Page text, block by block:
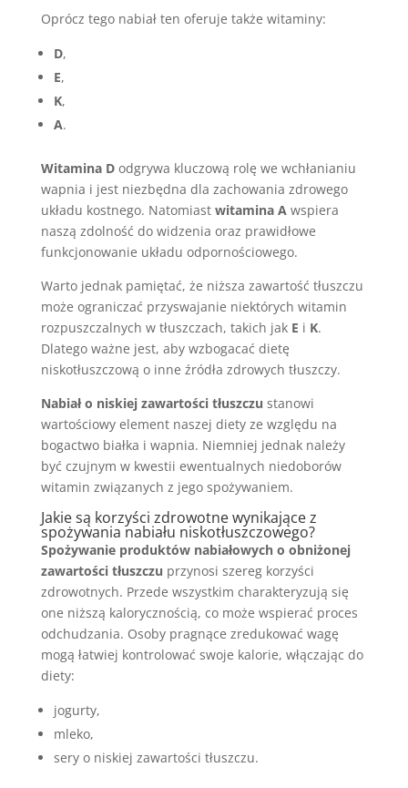
Oprócz tego nabiał ten oferuje także witaminy:
D,
E,
K,
A.
Witamina Dodgrywa kluczową rolę we wchłanianiu
wapnia i jest niezbędna dla zachowania zdrowego
układu kostnego. Natomiast witamina Awspiera
naszą zdolność do widzenia oraz prawidłowe
funkcjonowanie układu odpornościowego.
Warto jednak pamiętać, że niższa zawartość tłuszczu
może ograniczać przyswajanie niektórych witamin
rozpuszczalnych w tłuszczach, takich jak E i K.
Dlatego ważne jest, aby wzbogacać dietę
niskotłuszczową o inne źródła zdrowych tłuszczy.
Nabiał o niskiej zawartości tłuszczu stanowi
wartościowy element naszej diety ze względu na
bogactwo białka i wapnia. Niemniej jednak należy
być czujnym w kwestii ewentualnych niedoborów
witamin związanych z jego spożywaniem.
Jakie są korzyści zdrowotne wynikające z
spożywania nabiału niskotłuszczowego?
Spożywanie produktów nabiałowych o obniżonej
zawartości tłuszczu przynosi szereg korzyści
zdrowotnych. Przede wszystkim charakteryzują się
one niższą kalorycznością, co może wspierać proces
odchudzania. Osoby pragnące zredukować wagę
mogą łatwiej kontrolować swoje kalorie, włączając do
diety:
jogurty,
mleko,
sery o niskiej zawartości tłuszczu.